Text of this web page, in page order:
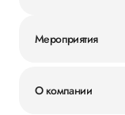
Мероприятия
О компании